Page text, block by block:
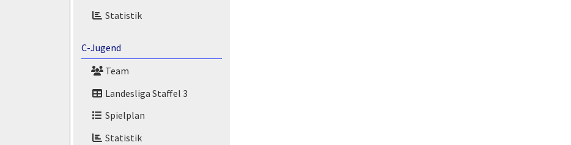
Statistik
C-Jugend
Team
Landesliga Staffel 3
Spielplan
Statistik